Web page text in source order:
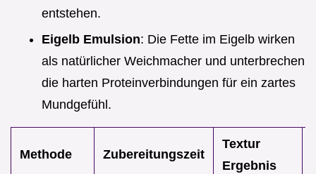
entstehen.
Eigelb Emulsion: Die Fette im Eigelb wirken
als natürlicher Weichmacher und unterbrechen
die harten Proteinverbindungen für ein zartes
Mundgefühl.
Methode Zubereitungszeit
Textur
Ergebnis